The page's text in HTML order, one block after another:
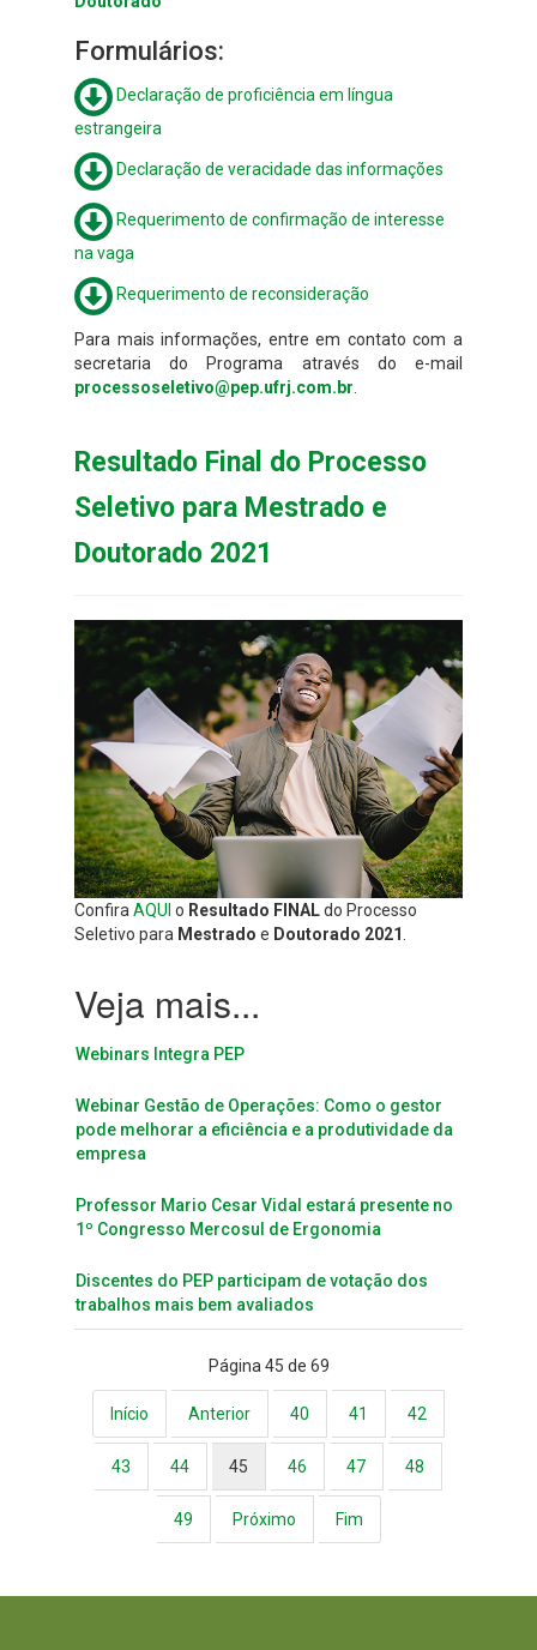
Formulários:
Declaração de proficiência em língua
estrangeira
Declaração de veracidade das informações
Requerimento de confirmação de interesse
na vaga
Requerimento de reconsideração
Para mais informações, entre em contato com a
secretaria do Programa através do e-mail
processoseletivo@pep.ufrj.com.br
Resultado Final do Processo
Seletivo para Mestrado e
Doutorado 2021
Confira AQUI o Resultado FINALdo Processo
Seletivo para Mestrado e Doutorado 2021
Webinars Integra PEP
Webinar Gestão de Operações: Como o gestor
pode melhorar a eficiência e a produtividade da
empresa
Professor Mario Cesar Vidal estará presente no
1º Congresso Mercosul de Ergonomia
Discentes do PEP participam de votação dos
trabalhos mais bem avaliados
Página 45 de 69
Início Anterior 40 41 42
43 44 45 46 47 48
49 Próximo Fim